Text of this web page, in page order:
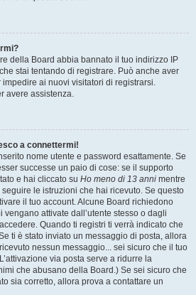
della Board abbia bannato il tuo indirizzo IP
stai tentando di registrare. Può anche aver
ai nuovi visitatori di registrarsi.
avere assistenza.
a connettermi!
nome utente e password esattamente. Se
successe un paio di cose: se il supporto
e hai cliccato su Ho meno di 13 anni mentre
le istruzioni che hai ricevuto. Se questo
il tuo account. Alcune Board richiedono
attivate dall’utente stesso o dagli
Quando ti registri ti verrà indicato che
ti è stato inviato un messaggio di posta, allora
nessun messaggio... sei sicuro che il tuo
via posta serve a ridurre la
che abusano della Board.) Se sei sicuro che
sia corretto, allora prova a contattare un